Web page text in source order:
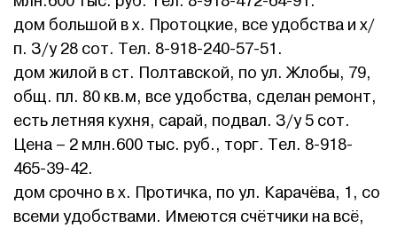
дом большой в х. Протоцкие, все удобства и х/
п. З/у 28 сот. Тел. 8-918-240-57-51.
дом жилой в ст. Полтавской, по ул. Жлобы, 79,
общ. пл. 80 кв.м, все удобства, сделан ремонт,
есть летняя кухня, сарай, подвал. З/у 5 сот.
Цена – 2 млн.600 тыс. руб., торг. Тел. 8-918-
465-39-42.
дом срочно в х. Протичка, по ул. Карачёва, 1, со
всеми удобствами. Имеются счётчики на всё,